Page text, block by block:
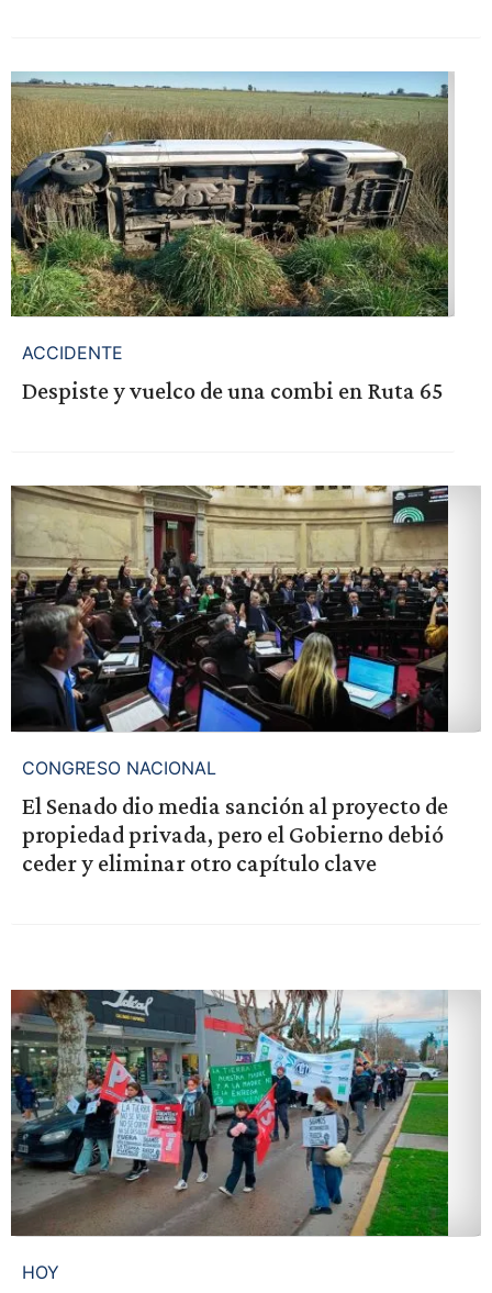
ACCIDENTE
Despiste y vuelco de una combi en Ruta 65
CONGRESO NACIONAL
El Senado dio media sanción al proyecto de
propiedad privada, pero el Gobierno debió
ceder y eliminar otro capítulo clave
HOY